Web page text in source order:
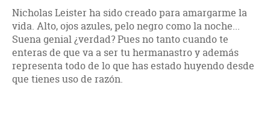
Nicholas Leister ha sido creado para amargarme la
vida. Alto, ojos azules, pelo negro como la noche...
Suena genial ¿verdad? Pues no tanto cuando te
enteras de que va a ser tu hermanastro y además
representa todo de lo que has estado huyendo desde
que tienes uso de razón.